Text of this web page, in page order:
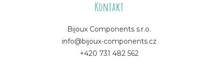
Kontakt
Bijoux Components s.r.o.
info@bijoux-components.cz
+420 731 482 562